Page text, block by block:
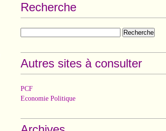
Recherche
Autres sites à consulter
PCF
Economie Politique